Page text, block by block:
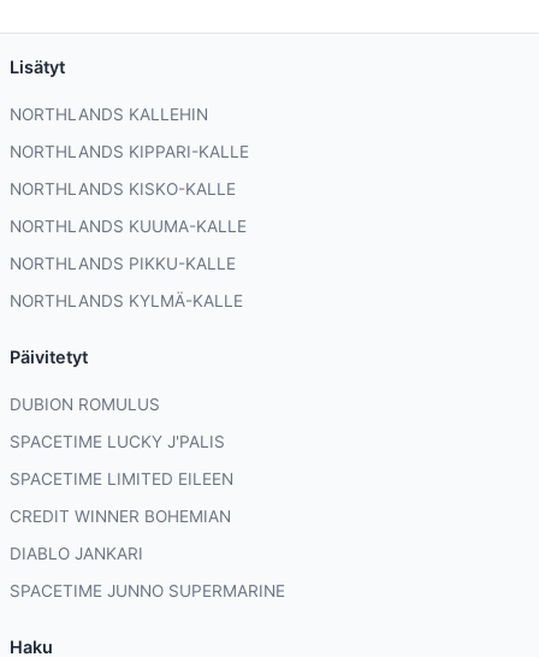
Lisätyt
NORTHLANDS KALLEHIN
NORTHLANDS KIPPARI-KALLE
NORTHLANDS KISKO-KALLE
NORTHLANDS KUUMA-KALLE
NORTHLANDS PIKKU-KALLE
NORTHLANDS KYLMÄ-KALLE
Päivitetyt
DUBION ROMULUS
SPACETIME LUCKY J'PALIS
SPACETIME LIMITED EILEEN
CREDIT WINNER BOHEMIAN
DIABLO JANKARI
SPACETIME JUNNO SUPERMARINE
Haku